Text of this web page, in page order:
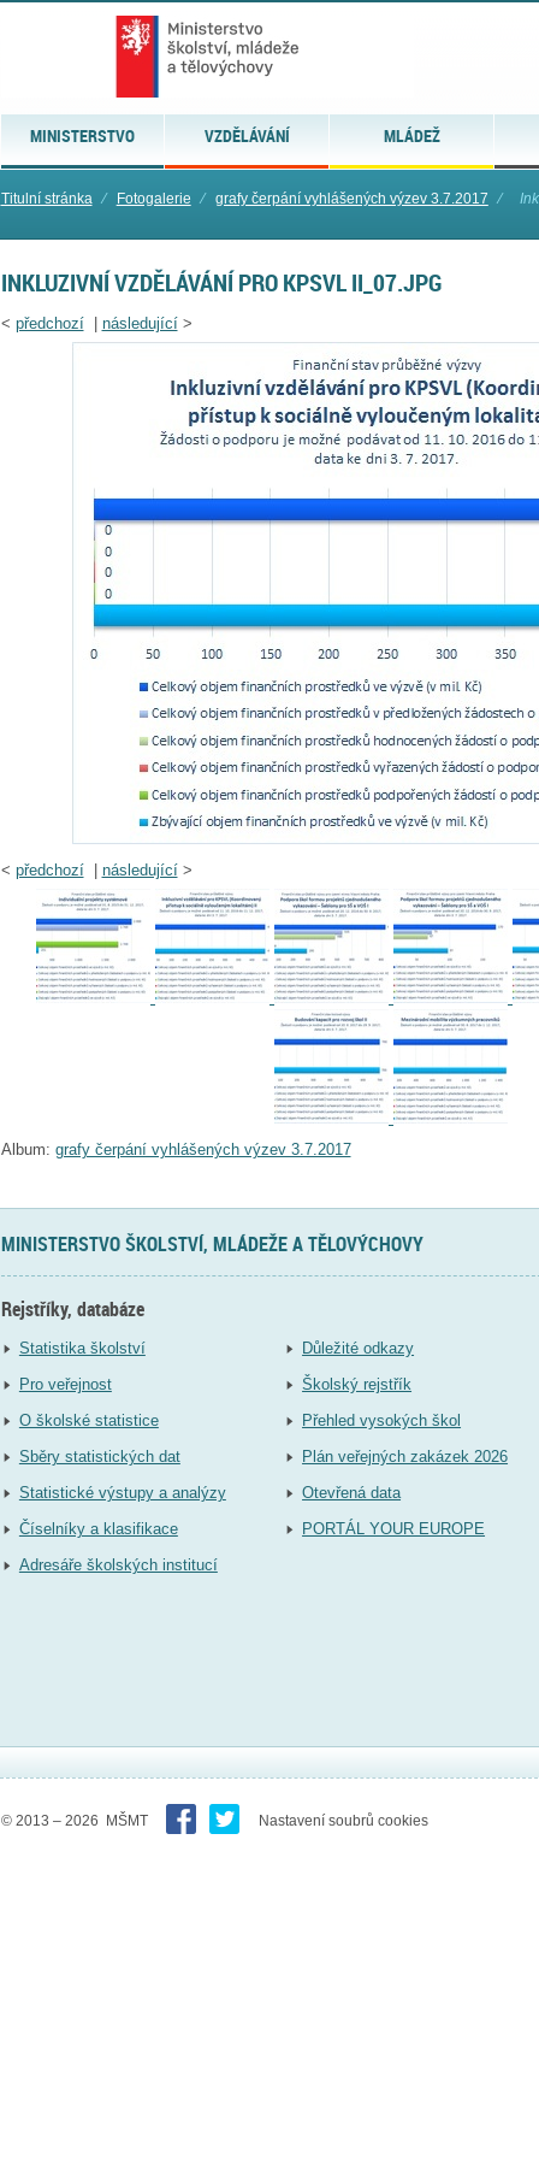
MINISTERSTVO VZDĚLÁVÁNÍ MLÁDEŽ
Titulní stránka ⁄ Fotogalerie ⁄ grafy čerpání vyhlášených výzev 3.7.2017 ⁄
INKLUZIVNÍ VZDĚLÁVÁNÍ PRO KPSVL II_07.JPG
< předchozí| následující>
< předchozí| následující>
Album: grafy čerpání vyhlášených výzev 3.7.2017
MINISTERSTVO ŠKOLSTVÍ, MLÁDEŽE A TĚLOVÝCHOVY
Rejstříky, databáze
Statistika školství
Pro veřejnost
O školské statistice
Sběry statistických dat
Statistické výstupy a analýzy
Číselníky a klasifikace
Adresáře školských institucí
Důležité odkazy
Školský rejstřík
Přehled vysokých škol
Plán veřejných zakázek 2026
Otevřená data
PORTÁL YOUR EUROPE
© 2013 – 2026 MŠMT Nastavení soubrů cookies